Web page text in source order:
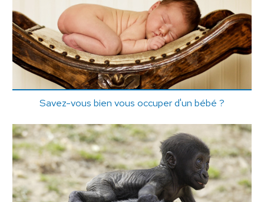
Savez-vous bien vous occuper d'un bébé ?